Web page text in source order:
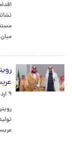
۹ اردیبهشت ۱۴۰۵، ۰۹:۳۶